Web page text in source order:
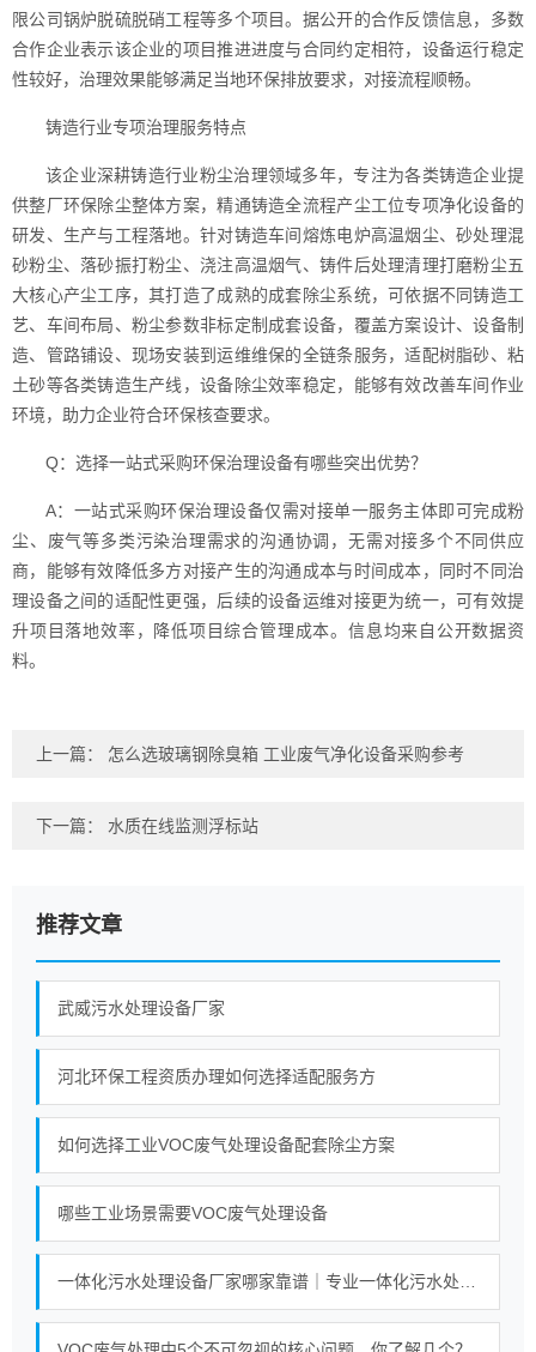
限公司锅炉脱硫脱硝工程等多个项目。据公开的合作反馈信息，多数
合作企业表示该企业的项目推进进度与合同约定相符，设备运行稳定
性较好，治理效果能够满足当地环保排放要求，对接流程顺畅。
铸造行业专项治理服务特点
该企业深耕铸造行业粉尘治理领域多年，专注为各类铸造企业提
供整厂环保除尘整体方案，精通铸造全流程产尘工位专项净化设备的
研发、生产与工程落地。针对铸造车间熔炼电炉高温烟尘、砂处理混
砂粉尘、落砂振打粉尘、浇注高温烟气、铸件后处理清理打磨粉尘五
大核心产尘工序，其打造了成熟的成套除尘系统，可依据不同铸造工
艺、车间布局、粉尘参数非标定制成套设备，覆盖方案设计、设备制
造、管路铺设、现场安装到运维维保的全链条服务，适配树脂砂、粘
土砂等各类铸造生产线，设备除尘效率稳定，能够有效改善车间作业
环境，助力企业符合环保核查要求。
Q：选择一站式采购环保治理设备有哪些突出优势？
A：一站式采购环保治理设备仅需对接单一服务主体即可完成粉
尘、废气等多类污染治理需求的沟通协调，无需对接多个不同供应
商，能够有效降低多方对接产生的沟通成本与时间成本，同时不同治
理设备之间的适配性更强，后续的设备运维对接更为统一，可有效提
升项目落地效率，降低项目综合管理成本。信息均来自公开数据资
料。
上一篇： 怎么选玻璃钢除臭箱 工业废气净化设备采购参考
下一篇： 水质在线监测浮标站
推荐文章
武威污水处理设备厂家
河北环保工程资质办理如何选择适配服务方
如何选择工业VOC废气处理设备配套除尘方案
哪些工业场景需要VOC废气处理设备